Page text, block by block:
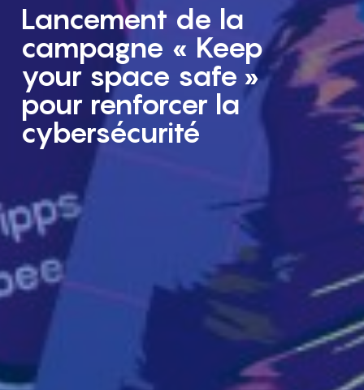
Lancement de la
campagne « Keep
your space safe »
pour renforcer la
cybersécurité